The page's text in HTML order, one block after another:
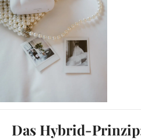
Das Hybrid-